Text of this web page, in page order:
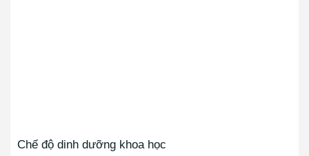
Chế độ dinh dưỡng khoa học